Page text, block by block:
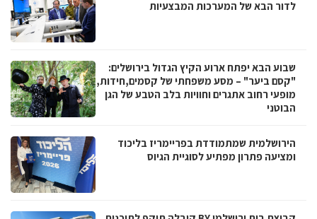
לדור הבא של המערכות המבצעיות
שבוע הבא יפתח ארוע הקיץ הגדול בירושלים:
"קסם ביער" – מסע משפחתי של קסמים,חידות,
מופעי רחוב אתגרים וחוויות בלב הטבע של הגן
הבוטני
הירושלמית שמתמודדת בפריימריז בליכוד
ומציעה פתרון מפתיע לסוגיית הגיוס